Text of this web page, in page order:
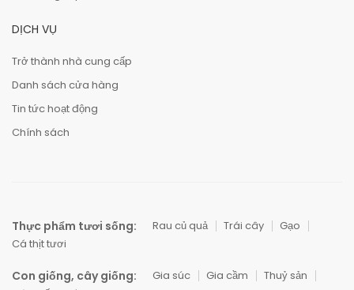
DỊCH VỤ
Trở thành nhà cung cấp
Danh sách cửa hàng
Tin tức hoạt động
Chính sách
Thực phẩm tươi sống: Rau củ quả Trái cây
Gạo
Cá thịt tươi
Con giống, cây giống: Gia súc Gia cầm
Thuỷ sản